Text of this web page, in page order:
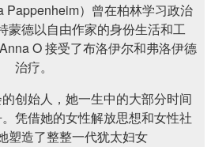
Pappenheim）曾在柏林学习政治
蒙德以自由作家的身份生活和工
O 接受了布洛伊尔和弗洛伊德
治疗。
创始人，她一生中的大部分时间
凭借她的女性解放思想和女性社
塑造了整整一代犹太妇女